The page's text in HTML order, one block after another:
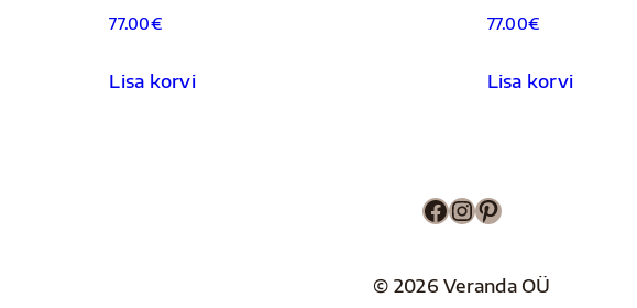
77.00€
Lisa korvi
77.00€
Lisa korvi
Facebook
Instagram
Pinterest
© 2026 Veranda OÜ